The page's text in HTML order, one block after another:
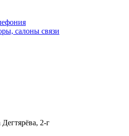
салоны связи
2-г